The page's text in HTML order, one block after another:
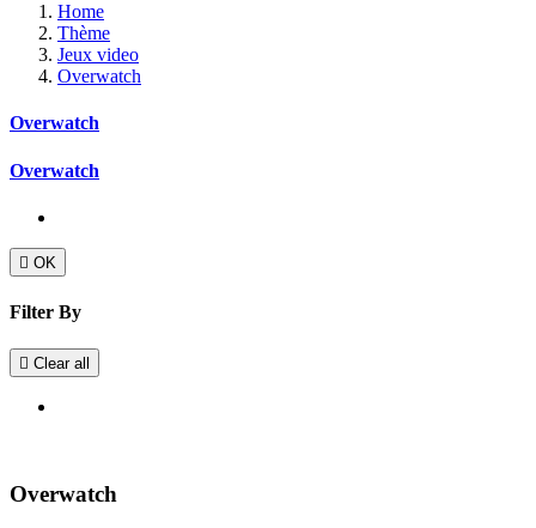
Home
Thème
Jeux video
Overwatch
Overwatch
Overwatch
 OK
Filter By
 Clear all
Overwatch